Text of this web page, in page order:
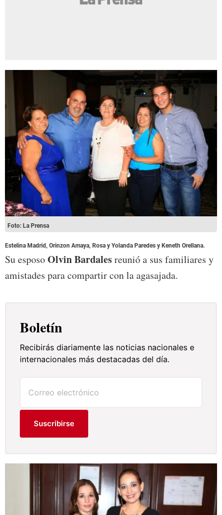
Foto: La Prensa
Estelina Madrid, Orinzon Amaya, Rosa y Yolanda Paredes y Keneth Orellana.
Su esposoOlvin Bardalesreunió a sus familiares y
amistades para compartir con la agasajada.
Boletín
Recibirás diariamente las noticias nacionales e
internacionales más destacadas del día.
Suscribirse